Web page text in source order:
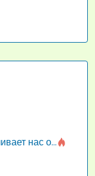
1554 – Что или кто останавливает нас от созидания строения Божия